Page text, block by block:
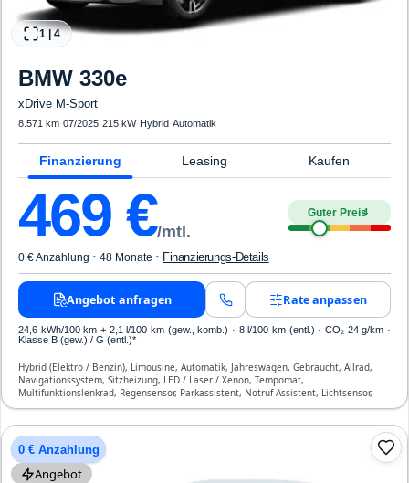
1 4
BMW 330e
xDrive M-Sport
8.571 km·07/2025·215 kW· Hybrid·Automatik
Finanzierung Leasing Kaufen
469 €/mtl.
Guter Preis4
0 € Anzahlung · 48 Monate · Finanzierungs-Details
Angebot anfragen Rate anpassen
24,6 kWh/100 km + 2,1 l/100 km (gew., komb.) · 8 l/100 km (entl.) · CO₂ 24 g/km ·
Klasse B (gew.) / G (entl.)*
Hybrid (Elektro / Benzin), Limousine, Automatik, Jahreswagen, Gebraucht, Allrad,
Navigationssystem, Sitzheizung, LED / Laser / Xenon, Tempomat,
Multifunktionslenkrad, Regensensor, Parkassistent, Notruf-Assistent, Lichtsensor,
Head Up Display, Start/Stopp-Automatik, Bluetooth, Freisprecheinrichtung,
0 € Anzahlung
Angebot